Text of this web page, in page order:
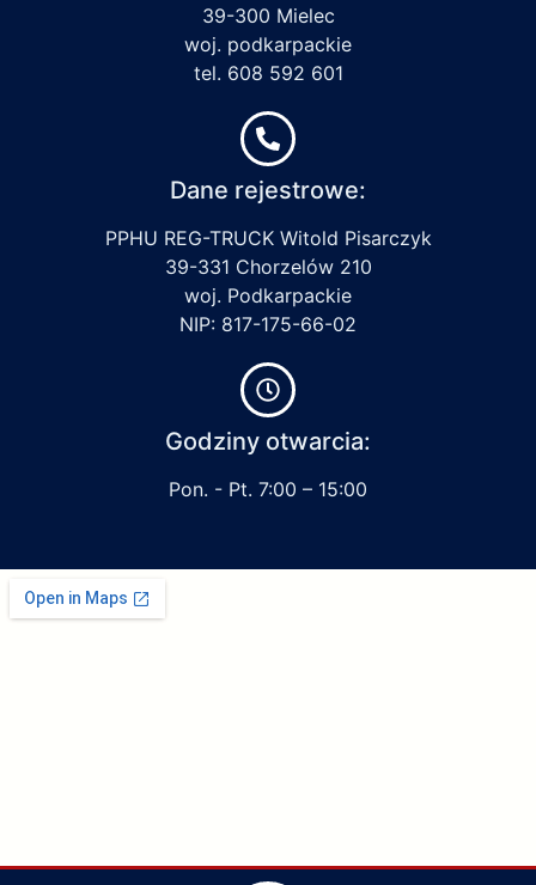
39-300 Mielec
woj. podkarpackie
tel. 608 592 601
Dane rejestrowe:
PPHU REG-TRUCK Witold Pisarczyk
39-331 Chorzelów 210
woj. Podkarpackie
NIP: 817-175-66-02
Godziny otwarcia:
Pon. - Pt. 7:00 – 15:00